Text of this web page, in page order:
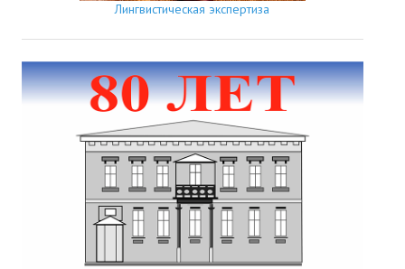
Лингвистическая экспертиза